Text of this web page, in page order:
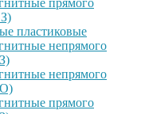
прямого
пластиковые
непрямого
непрямого
прямого